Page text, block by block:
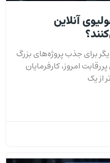
آنلاین
برای جذب پروژه‌های بزرگ
امروز، کارفرمایان
از یک